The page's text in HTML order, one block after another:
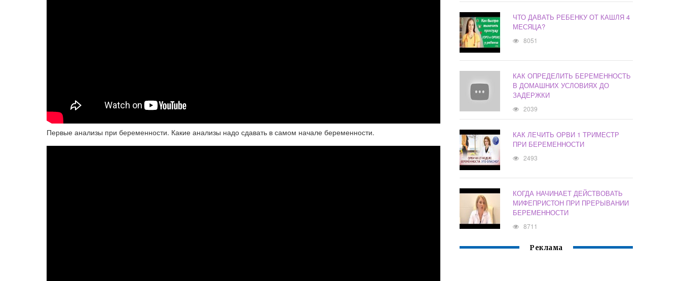
Первые анализы при беременности. Какие анализы надо сдавать в самом начале беременности.
ЧТО ДАВАТЬ РЕБЕНКУ ОТ КАШЛЯ 4
МЕСЯЦА?
8051
КАК ОПРЕДЕЛИТЬ БЕРЕМЕННОСТЬ
В ДОМАШНИХ УСЛОВИЯХ ДО
ЗАДЕРЖКИ
2039
КАК ЛЕЧИТЬ ОРВИ 1 ТРИМЕСТР
ПРИ БЕРЕМЕННОСТИ
2493
КОГДА НАЧИНАЕТ ДЕЙСТВОВАТЬ
МИФЕПРИСТОН ПРИ ПРЕРЫВАНИИ
БЕРЕМЕННОСТИ
8711
Реклама